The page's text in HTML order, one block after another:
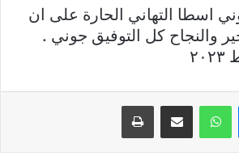
اسطا التهاني الحارة على ان
والنجاح كل التوفيق جوني .
ماسنجر واتساب مشاركة عبر البريد طباعة